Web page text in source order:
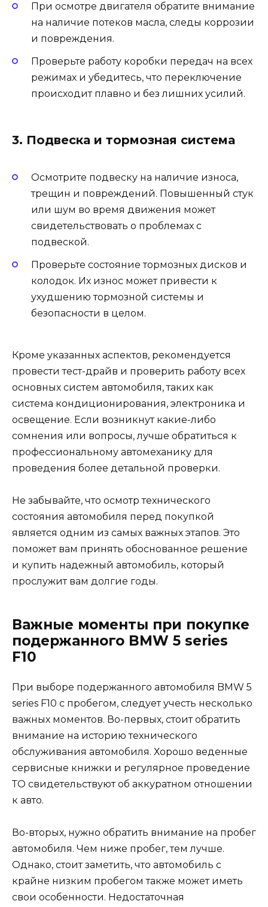
При осмотре двигателя обратите внимание
на наличие потеков масла, следы коррозии
и повреждения.
Проверьте работу коробки передач на всех
режимах и убедитесь, что переключение
происходит плавно и без лишних усилий.
3. Подвеска и тормозная система
Осмотрите подвеску на наличие износа,
трещин и повреждений. Повышенный стук
или шум во время движения может
свидетельствовать о проблемах с
подвеской.
Проверьте состояние тормозных дисков и
колодок. Их износ может привести к
ухудшению тормозной системы и
безопасности в целом.
Кроме указанных аспектов, рекомендуется
провести тест-драйв и проверить работу всех
основных систем автомобиля, таких как
система кондиционирования, электроника и
освещение. Если возникнут какие-либо
сомнения или вопросы, лучше обратиться к
профессиональному автомеханику для
проведения более детальной проверки.
Не забывайте, что осмотр технического
состояния автомобиля перед покупкой
является одним из самых важных этапов. Это
поможет вам принять обоснованное решение
и купить надежный автомобиль, который
прослужит вам долгие годы.
Важные моменты при покупке
подержанного BMW 5 series
F10
При выборе подержанного автомобиля BMW 5
series F10 с пробегом, следует учесть несколько
важных моментов. Во-первых, стоит обратить
внимание на историю технического
обслуживания автомобиля. Хорошо веденные
сервисные книжки и регулярное проведение
ТО свидетельствуют об аккуратном отношении
к авто.
Во-вторых, нужно обратить внимание на пробег
автомобиля. Чем ниже пробег, тем лучше.
Однако, стоит заметить, что автомобиль с
крайне низким пробегом также может иметь
свои особенности. Недостаточная